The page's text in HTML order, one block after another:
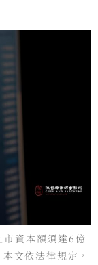
市資本額須達6億
文依法律規定，